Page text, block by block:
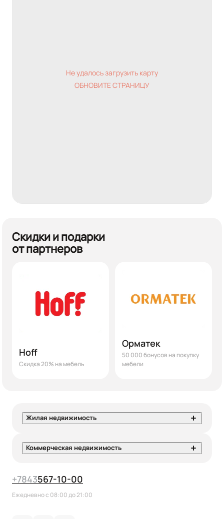
Не удалось загрузить карту
ОБНОВИТЕ СТРАНИЦУ
Скидки и подарки
от партнеров
Hoff
Скидка 20% на мебель
Орматек
50 000 бонусов на покупку
мебели
Жилая недвижимость
Коммерческая недвижимость
+7843567-10-00
Ежедневно с 08:00 до 21:00